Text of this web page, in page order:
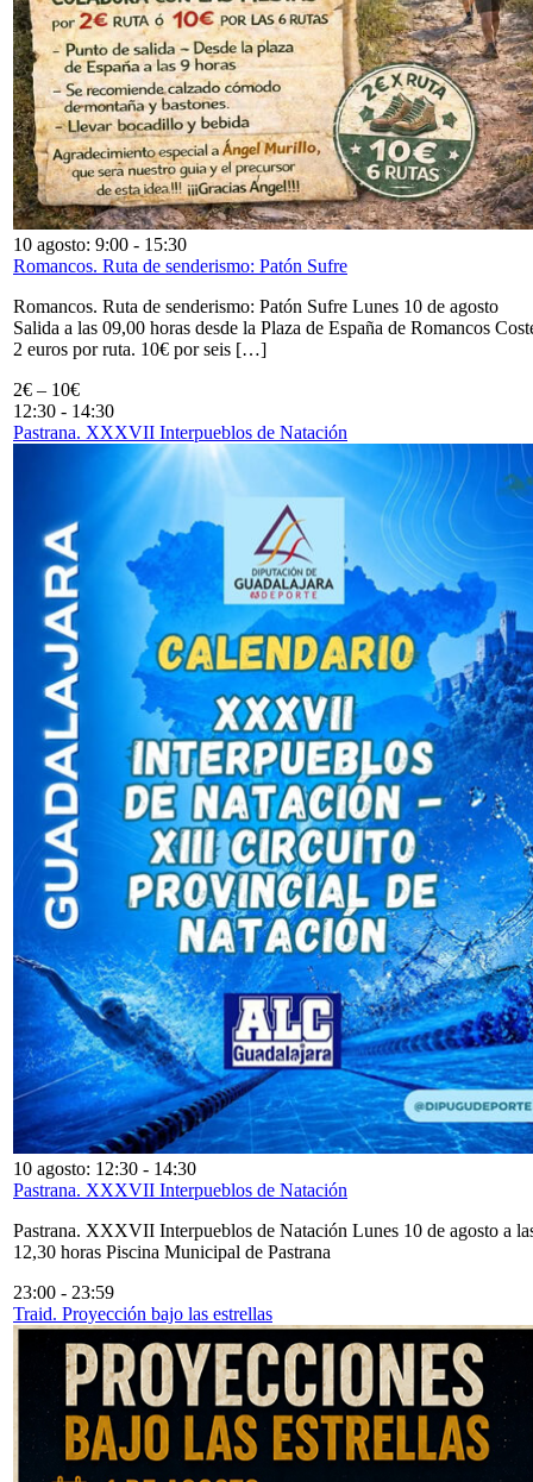
10 agosto: 9:00 - 15:30
Romancos. Ruta de senderismo: Patón Sufre
Romancos. Ruta de senderismo: Patón Sufre Lunes 10 de agosto
Salida a las 09,00 horas desde la Plaza de España de Romancos
2 euros por ruta. 10€ por seis […]
2€ – 10€
12:30 - 14:30
Pastrana. XXXVII Interpueblos de Natación
10 agosto: 12:30 - 14:30
Pastrana. XXXVII Interpueblos de Natación
Pastrana. XXXVII Interpueblos de Natación Lunes 10 de agosto a
12,30 horas Piscina Municipal de Pastrana
23:00 - 23:59
Traid. Proyección bajo las estrellas